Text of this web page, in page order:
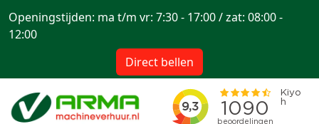
Openingstijden: ma t/m vr: 7:30 - 17:00 / zat: 08:00 -
12:00
Direct bellen